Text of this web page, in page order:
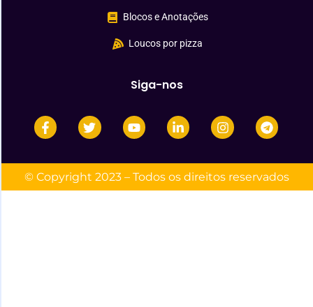
Blocos e Anotações
Loucos por pizza
Siga-nos
© Copyright 2023 – Todos os direitos reservados